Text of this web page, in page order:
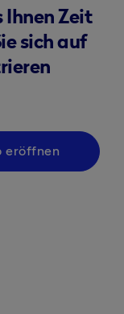
Ihnen Zeit
sich auf
eröffnen